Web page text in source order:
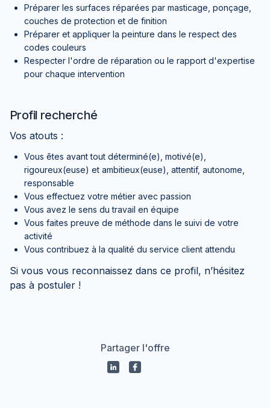
Préparer les surfaces réparées par masticage, ponçage,
couches de protection et de finition
Préparer et appliquer la peinture dans le respect des
codes couleurs
Respecter l'ordre de réparation ou le rapport d'expertise
pour chaque intervention
Profil recherché
Vos atouts :
Vous êtes avant tout déterminé(e), motivé(e),
rigoureux(euse) et ambitieux(euse), attentif, autonome,
responsable
Vous effectuez votre métier avec passion
Vous avez le sens du travail en équipe
Vous faites preuve de méthode dans le suivi de votre
activité
Vous contribuez à la qualité du service client attendu
Si vous vous reconnaissez dans ce profil, n’hésitez
pas à postuler !
Partager l'offre